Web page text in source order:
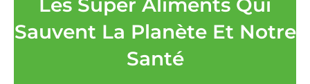
Sauvent La Planète Et Notre
Santé